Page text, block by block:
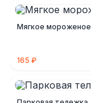
Мягкое мороженое
165 ₽